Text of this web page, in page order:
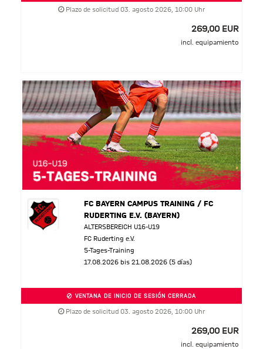
Plazo de solicitud 03. agosto 2026, 10:00 Uhr
269,00 EUR
incl. equipamiento
FC BAYERN CAMPUS TRAINING / FC
RUDERTING E.V. (BAYERN)
ALTERSBEREICH U16-U19
FC Ruderting e.V.
5-Tages-Training
17.08.2026 bis 21.08.2026 (5 días)
VENTANA DE INICIO DE SESIÓN CERRADA
Plazo de solicitud 03. agosto 2026, 10:00 Uhr
269,00 EUR
incl. equipamiento